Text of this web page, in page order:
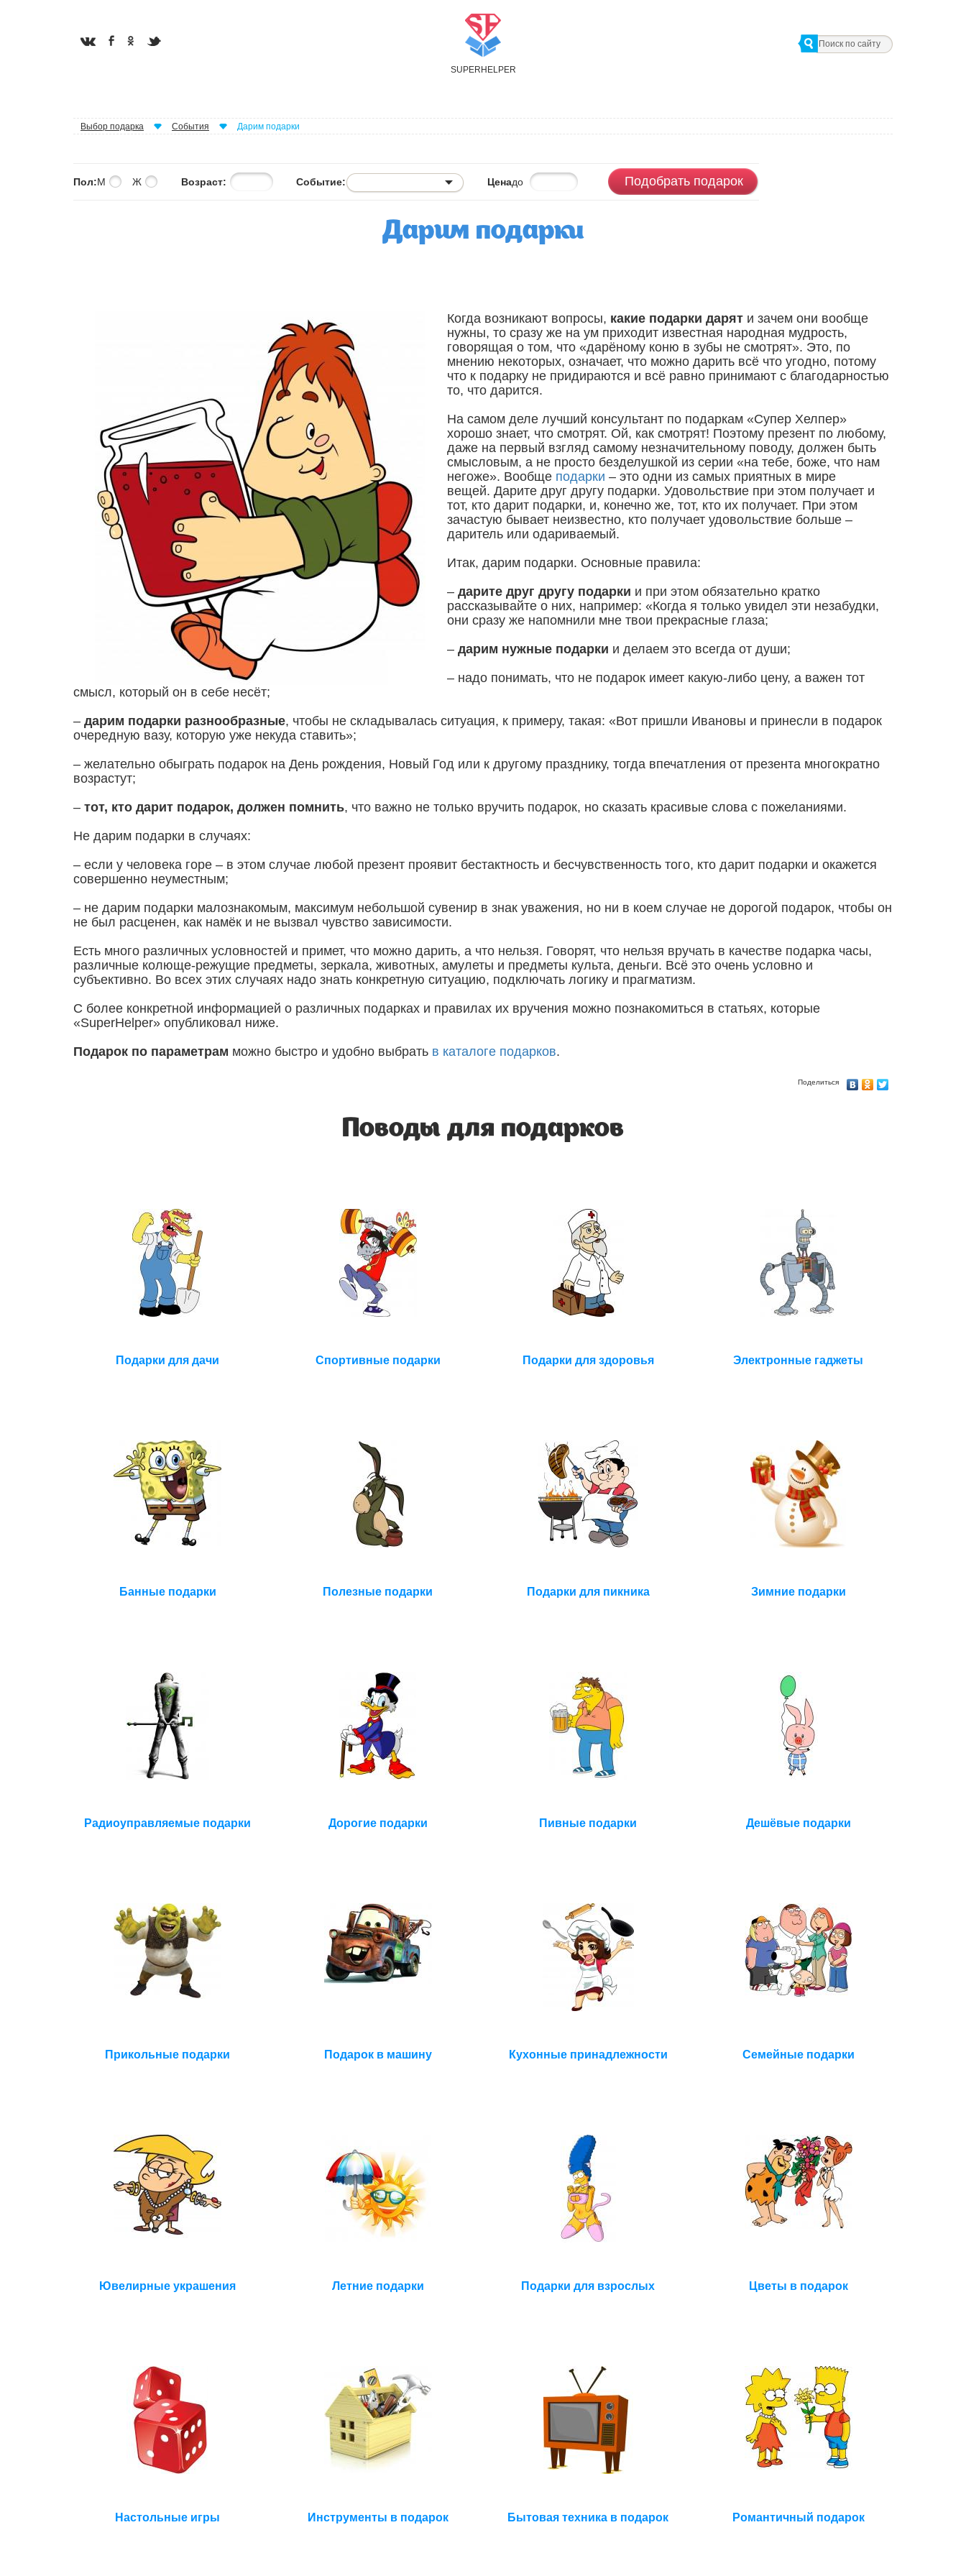
SUPER H ELPER
Выбор подарка События Дарим подарки
Пол:М Ж Возраст: Событие: Ценадо Подобрать подарок
Дарим подарки
Когда возникают вопросы, какие подарки дарят и зачем они вообще
нужны, то сразу же на ум приходит известная народная мудрость,
говорящая о том, что «дарёному коню в зубы не смотрят». Это, по
мнению некоторых, означает, что можно дарить всё что угодно, потому
что к подарку не придираются и всё равно принимают с благодарностью
то, что дарится.
На самом деле лучший консультант по подаркам «Супер Хелпер»
хорошо знает, что смотрят. Ой, как смотрят! Поэтому презент по любому,
даже на первый взгляд самому незначительному поводу, должен быть
смысловым, а не просто безделушкой из серии «на тебе, боже, что нам
негоже». Вообще подарки – это одни из самых приятных в мире
вещей. Дарите друг другу подарки. Удовольствие при этом получает и
тот, кто дарит подарки, и, конечно же, тот, кто их получает. При этом
зачастую бывает неизвестно, кто получает удовольствие больше –
даритель или одариваемый.
Итак, дарим подарки. Основные правила:
– дарите друг другу подарки и при этом обязательно кратко
рассказывайте о них, например: «Когда я только увидел эти незабудки,
они сразу же напомнили мне твои прекрасные глаза;
– дарим нужные подарки и делаем это всегда от души;
– надо понимать, что не подарок имеет какую-либо цену, а важен тот
смысл, который он в себе несёт;
– дарим подарки разнообразные, чтобы не складывалась ситуация, к примеру, такая: «Вот пришли Ивановы и принесли в подарок
очередную вазу, которую уже некуда ставить»;
– желательно обыграть подарок на День рождения, Новый Год или к другому празднику, тогда впечатления от презента многократно
возрастут;
– тот, кто дарит подарок, должен помнить, что важно не только вручить подарок, но сказать красивые слова с пожеланиями.
Не дарим подарки в случаях:
– если у человека горе – в этом случае любой презент проявит бестактность и бесчувственность того, кто дарит подарки и окажется
совершенно неуместным;
– не дарим подарки малознакомым, максимум небольшой сувенир в знак уважения, но ни в коем случае не дорогой подарок, чтобы он
не был расценен, как намёк и не вызвал чувство зависимости.
Есть много различных условностей и примет, что можно дарить, а что нельзя. Говорят, что нельзя вручать в качестве подарка часы,
различные колюще-режущие предметы, зеркала, животных, амулеты и предметы культа, деньги. Всё это очень условно и
субъективно. Во всех этих случаях надо знать конкретную ситуацию, подключать логику и прагматизм.
С более конкретной информацией о различных подарках и правилах их вручения можно познакомиться в статьях, которые
«SuperHelper» опубликовал ниже.
Подарок по параметрам можно быстро и удобно выбрать в каталоге подарков.
Поделиться
Поводы для подарков
Подарки для дачи Спортивные подарки Подарки для здоровья Электронные гаджеты
Банные подарки Полезные подарки Подарки для пикника Зимние подарки
Радиоуправляемые подарки Дорогие подарки Пивные подарки Дешёвые подарки
Прикольные подарки Подарок в машину Кухонные принадлежности Семейные подарки
Ювелирные украшения Летние подарки Подарки для взрослых Цветы в подарок
Настольные игры Инструменты в подарок Бытовая техника в подарок Романтичный подарок